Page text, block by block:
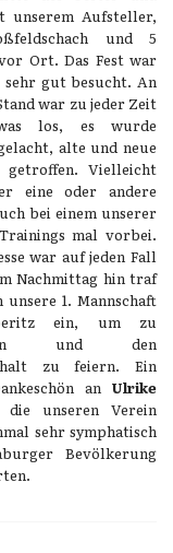
unserem Aufsteller,
und 5
Ort. Das Fest war
sehr gut besucht. An
war zu jeder Zeit
los, es wurde
alte und neue
getroffen. Vielleicht
eine oder andere
bei einem unserer
mal vorbei.
war auf jeden Fall
Nachmittag hin traf
unsere 1. Mannschaft
ein, um zu
und den
zu feiern. Ein
an Ulrike
die unseren Verein
sehr symphatisch
Bevölkerung